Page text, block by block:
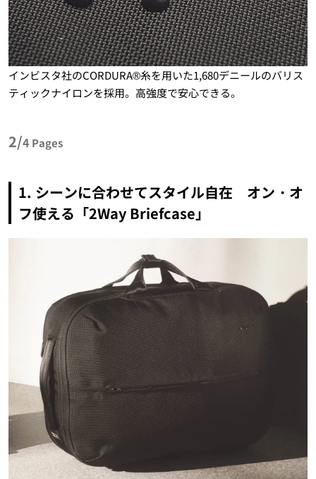
インビスタ社のCORDURA®糸を用いた1,680デニールのバリス
ティックナイロンを採用。高強度で安心できる。
2/4 Pages
1. シーンに合わせてスタイル自在 オン・オ
フ使える「2Way Briefcase」